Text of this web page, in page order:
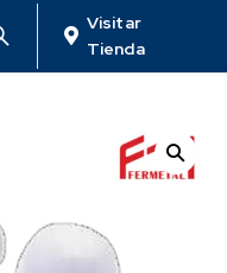
Visitar
Tienda